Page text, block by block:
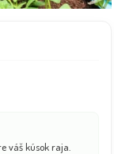
váš kúsok raja.